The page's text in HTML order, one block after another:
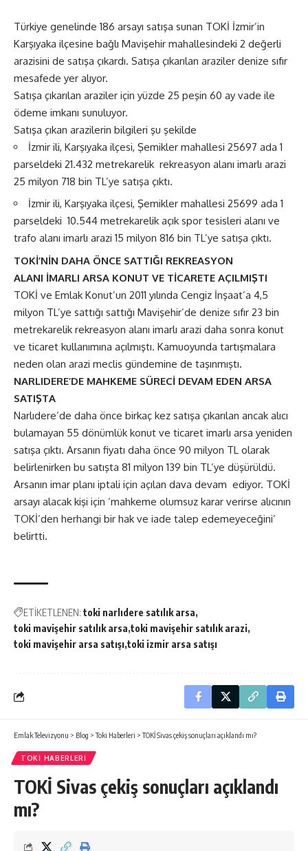
Türkiye genelinde 186 arsayı satışa sunan TOKİ İzmir’in
Karşıyaka ilçesine bağlı Mavişehir mahallesindeki 2 değerli
arazisini de satışa çıkardı. Satışa çıkarılan araziler denize sıfır
mesafede yer alıyor.
Satışa çıkarılan araziler için yüzde 25 peşin 60 ay vade ile
ödeme imkanı sunuluyor.
Satışa çıkan arazilerin bilgileri şu şekilde
İzmir ili, Karşıyaka ilçesi, Şemikler mahallesi 25697 ada 1
parseldeki 21.432 metrekarelik rekreasyon alanı imarlı arazi
25 milyon 718 bin TL’ye satışa çıktı.
İzmir ili, Karşıyaka ilçesi, Şemikler mahallesi 25699 ada 1
parseldeki 10.544 metrekarelik açık spor tesisleri alanı ve
trafo alanı imarlı arazi 15 milyon 816 bin TL’ye satışa çıktı.
TOKİ’NİN DAHA ÖNCE SATTIĞI REKREASYON
ALANI İMARLI ARSA KONUT VE TİCARETE AÇILMIŞTI
TOKİ ve Emlak Konut’un 2011 yılında Cengiz İnşaat’a 4,5
milyon TL’ye sattığı sattığı Mavişehir’de denize sıfır 23 bin
metrekarelik rekreasyon alanı imarlı arazi daha sonra konut
ve ticaret kullanımına açılmıştı. Kamuoyunda tartışmalara
neden olan arazi meclis gündemine de taşınmıştı.
NARLIDERE’DE MAHKEME SÜRECİ DEVAM EDEN ARSA
SATIŞTA
Narlıdere’de daha önce birkaç kez satışa çıkarılan ancak alıcı
bulamayan 55 dönümlük konut ve ticaret imarlı arsa yeniden
satışa çıktı. Arsanın fiyatı daha önce 90 milyon TL olarak
belirlenirken bu satışta 81 milyon 139 bin TL’ye düşürüldü.
Arsanın imar planı iptali için açılan dava devam ediyor. TOKİ
arsayı alacak kişi için ‘mahkeme olumsuz karar verirse alıcının
TOKİ’den herhangi bir hak ve iade talep edemeyeceğini’
belirtti.
ETİKETLENEN: toki narlıdere satılık arsa
toki mavişehir satılık arsa toki mavişehir satılık arazi
toki mavişehir arsa satışı toki izmir arsa satışı
Emlak Televizyonu > Blog >Toki Haberleri >TOKİ Sivas çekiş sonuçları açıklandı mı?
TOKI HABERLERI
TOKİ Sivas çekiş sonuçları açıklandı
mı?